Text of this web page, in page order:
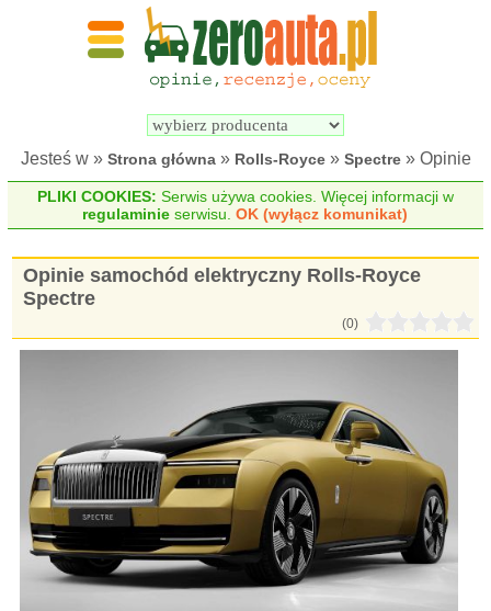
Wyszukiwarka
elektrycznych
Jesteś w » Strona główna» Rolls-Royce» Spectre» Opinie
PLIKI COOKIES: Serwis używa cookies. Więcej informacji w
regulaminie serwisu.OK (wyłącz komunikat)
Opinie samochód elektryczny Rolls-Royce
Spectre
(0)